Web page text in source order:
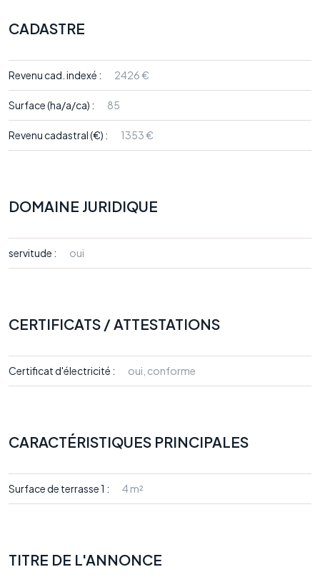
CADASTRE
Revenu cad. indexé : 2426 €
Surface (ha/a/ca) : 85
Revenu cadastral (€) : 1353 €
DOMAINE JURIDIQUE
servitude : oui
CERTIFICATS / ATTESTATIONS
Certificat d'électricité : oui, conforme
CARACTÉRISTIQUES PRINCIPALES
Surface de terrasse 1 : 4 m²
TITRE DE L'ANNONCE